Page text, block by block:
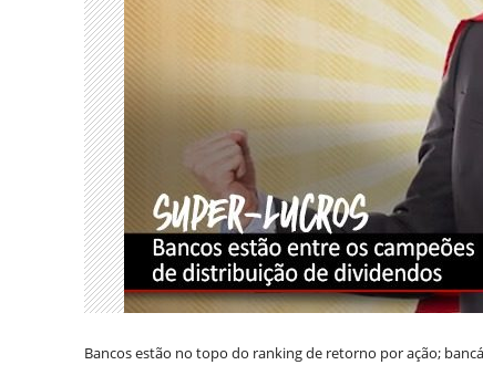
Bancos estão no topo do ranking de retorno por ação;